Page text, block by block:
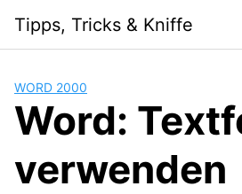
content
Tipps, Tricks & Kniffe
WORD 2000
Word:
verwenden